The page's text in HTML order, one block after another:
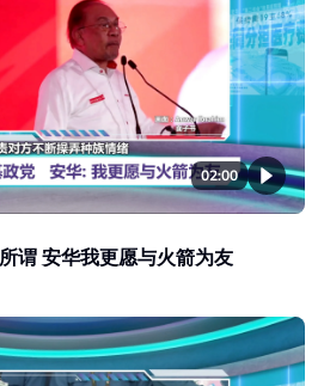
02:00
谓 安华我更愿与火箭为友